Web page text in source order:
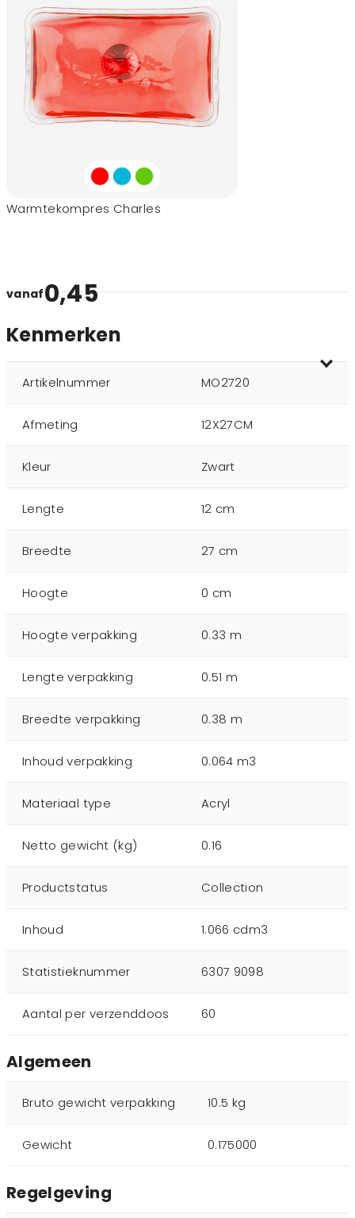
Warmtekompres Charles
vanaf0,45
Kenmerken
Artikelnummer MO2720
Afmeting 12X27CM
Kleur Zwart
Lengte 12 cm
Breedte 27 cm
Hoogte 0 cm
Hoogte verpakking 0.33 m
Lengte verpakking 0.51 m
Breedte verpakking 0.38 m
Inhoud verpakking 0.064 m3
Materiaal type Acryl
Netto gewicht (kg) 0.16
Productstatus Collection
Inhoud 1.066 cdm3
Statistieknummer 6307 9098
Aantal per verzenddoos 60
Algemeen
Bruto gewicht verpakking 10.5 kg
Gewicht 0.175000
Regelgeving